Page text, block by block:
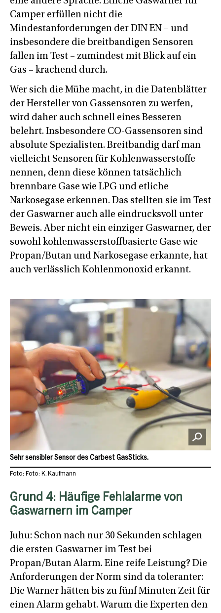
Camper erfüllen nicht die
Mindestanforderungen der DIN EN – und
insbesondere die breitbandigen Sensoren
fallen im Test – zumindest mit Blick auf ein
Gas – krachend durch.
Wer sich die Mühe macht, in die Datenblätter
der Hersteller von Gassensoren zu werfen,
wird daher auch schnell eines Besseren
belehrt. Insbesondere CO-Gassensoren sind
absolute Spezialisten. Breitbandig darf man
vielleicht Sensoren für Kohlenwasserstoffe
nennen, denn diese können tatsächlich
brennbare Gase wie LPG und etliche
Narkosegase erkennen. Das stellten sie im Test
der Gaswarner auch alle eindrucksvoll unter
Beweis. Aber nicht ein einziger Gaswarner, der
sowohl kohlenwasserstoffbasierte Gase wie
Propan/Butan und Narkosegase erkannte, hat
auch verlässlich Kohlenmonoxid erkannt.
Grund 4: Häufige Fehlalarme von
Gaswarnern im Camper
Juhu: Schon nach nur 30 Sekunden schlagen
die ersten Gaswarner im Test bei
Propan/Butan Alarm. Eine reife Leistung? Die
Anforderungen der Norm sind da toleranter:
Die Warner hätten bis zu fünf Minuten Zeit für
einen Alarm gehabt. Warum die Experten den
Sehr sensibler Sensor des Carbest GasSticks.
Foto: Foto: K. Kaufmann